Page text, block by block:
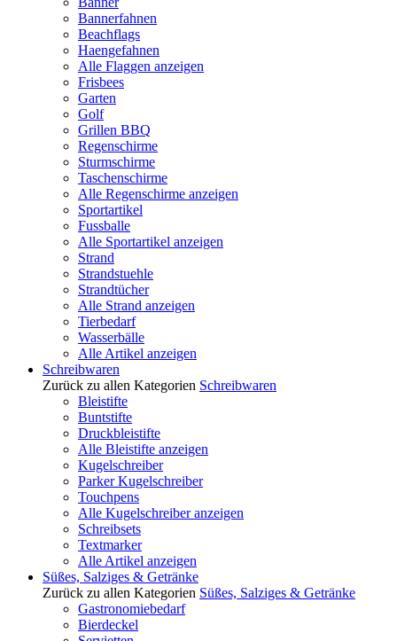
Bannerfahnen
Beachflags
Haengefahnen
Alle Flaggen anzeigen
Frisbees
Garten
Golf
Grillen BBQ
Regenschirme
Sturmschirme
Taschenschirme
Alle Regenschirme anzeigen
Sportartikel
Fussballe
Alle Sportartikel anzeigen
Strand
Strandstuehle
Strandtücher
Alle Strand anzeigen
Tierbedarf
Wasserbälle
Alle Artikel anzeigen
Schreibwaren
Zurück zu allen Kategorien Schreibwaren
Bleistifte
Buntstifte
Druckbleistifte
Alle Bleistifte anzeigen
Kugelschreiber
Parker Kugelschreiber
Touchpens
Alle Kugelschreiber anzeigen
Schreibsets
Textmarker
Alle Artikel anzeigen
Süßes, Salziges & Getränke
Zurück zu allen Kategorien Süßes, Salziges & Getränke
Gastronomiebedarf
Bierdeckel